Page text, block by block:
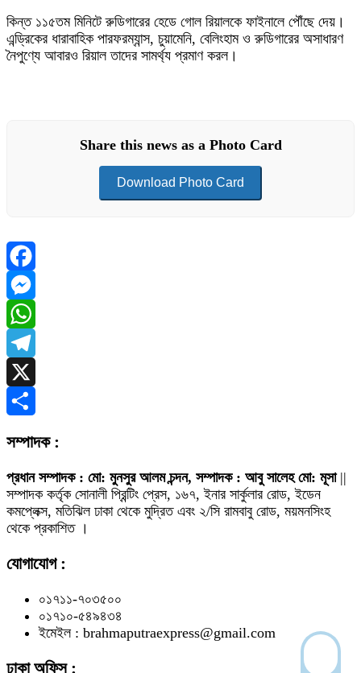
কিন্ত ১১৫তম মিনিটে রুডিগারের হেডে গোল রিয়ালকে ফাইনালে পৌঁছে দেয়।
এন্ড্রিকের ধারাবাহিক পারফরম্যান্স, চুয়ামেনি, বেলিংহাম ও রুডিগারের অসাধারণ
নৈপুণ্যে আবারও রিয়াল তাদের সামর্থ্য প্রমাণ করল।
Share this news as a Photo Card
Download Photo Card
Facebook
Messenger
WhatsApp
Telegram
X
সম্পাদক :
প্রধান সম্পাদক : মো: মুনসুর আলম চন্দন, সম্পাদক : আবু সালেহ মো: মূসা||
সম্পাদক কর্তৃক সোনালী প্রিন্টিং প্রেস, ১৬৭, ইনার সার্কুলার রোড, ইডেন
কমপ্লেক্স, মতিঝিল ঢাকা থেকে মুদ্রিত এবং ২/সি রামবাবু রোড, ময়মনসিংহ
থেকে প্রকাশিত ।
যোগাযোগ :
০১৭১১-৭০৩৫০০
০১৭১০-৫৪৯৪৩৪
ইমেইল : brahmaputraexpress@gmail.com
ঢাকা অফিস :